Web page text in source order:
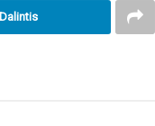
Dalintis